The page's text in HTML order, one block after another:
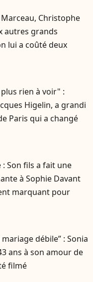
Christophe
autres grands
lui a coûté deux
plus rien à voir" :
Higelin, a grandi
Paris qui a changé
Son fils a fait une
à Sophie Davant
marquant pour
débile” : Sonia
ans à son amour de
filmé